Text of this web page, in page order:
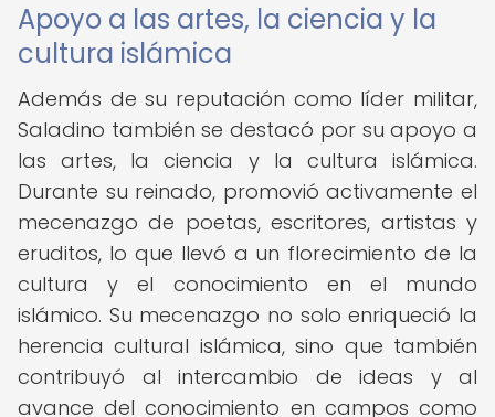
Apoyo a las artes, la ciencia y la
cultura islámica
Además de su reputación como líder militar,
Saladino también se destacó por su apoyo a
las artes, la ciencia y la cultura islámica.
Durante su reinado, promovió activamente el
mecenazgo de poetas, escritores, artistas y
eruditos, lo que llevó a un florecimiento de la
cultura y el conocimiento en el mundo
islámico. Su mecenazgo no solo enriqueció la
herencia cultural islámica, sino que también
contribuyó al intercambio de ideas y al
avance del conocimiento en campos como